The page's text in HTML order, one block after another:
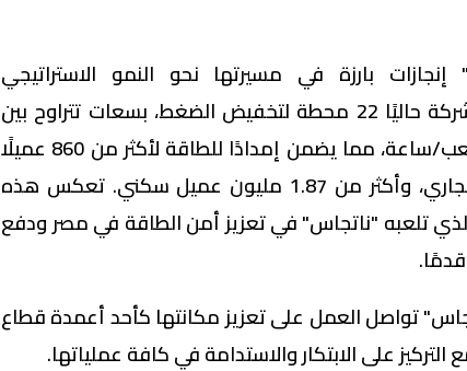
بارزة في مسيرتها نحو النمو الاستراتيجي
والاستدامة، حيث تدير الشركة حاليًا 22 محطة لتخفيض الضغط، بسعات تتراوح بين
5،000 و150،000 متر مكعب/ساعة، مما يضمن إمدادًا للطاقة لأكثر من 860 عميلًا
صناعيًا، و11،300 عميل تجاري، وأكثر من 1.87 مليون عميل سكني. تعكس هذه
الذي تلعبه "ناتجاس" في تعزيز أمن الطاقة في مصر ودفع
تواصل العمل على تعزيز مكانتها كأحد أعمدة قطاع
على الابتكار والاستدامة في كافة عملياتها.